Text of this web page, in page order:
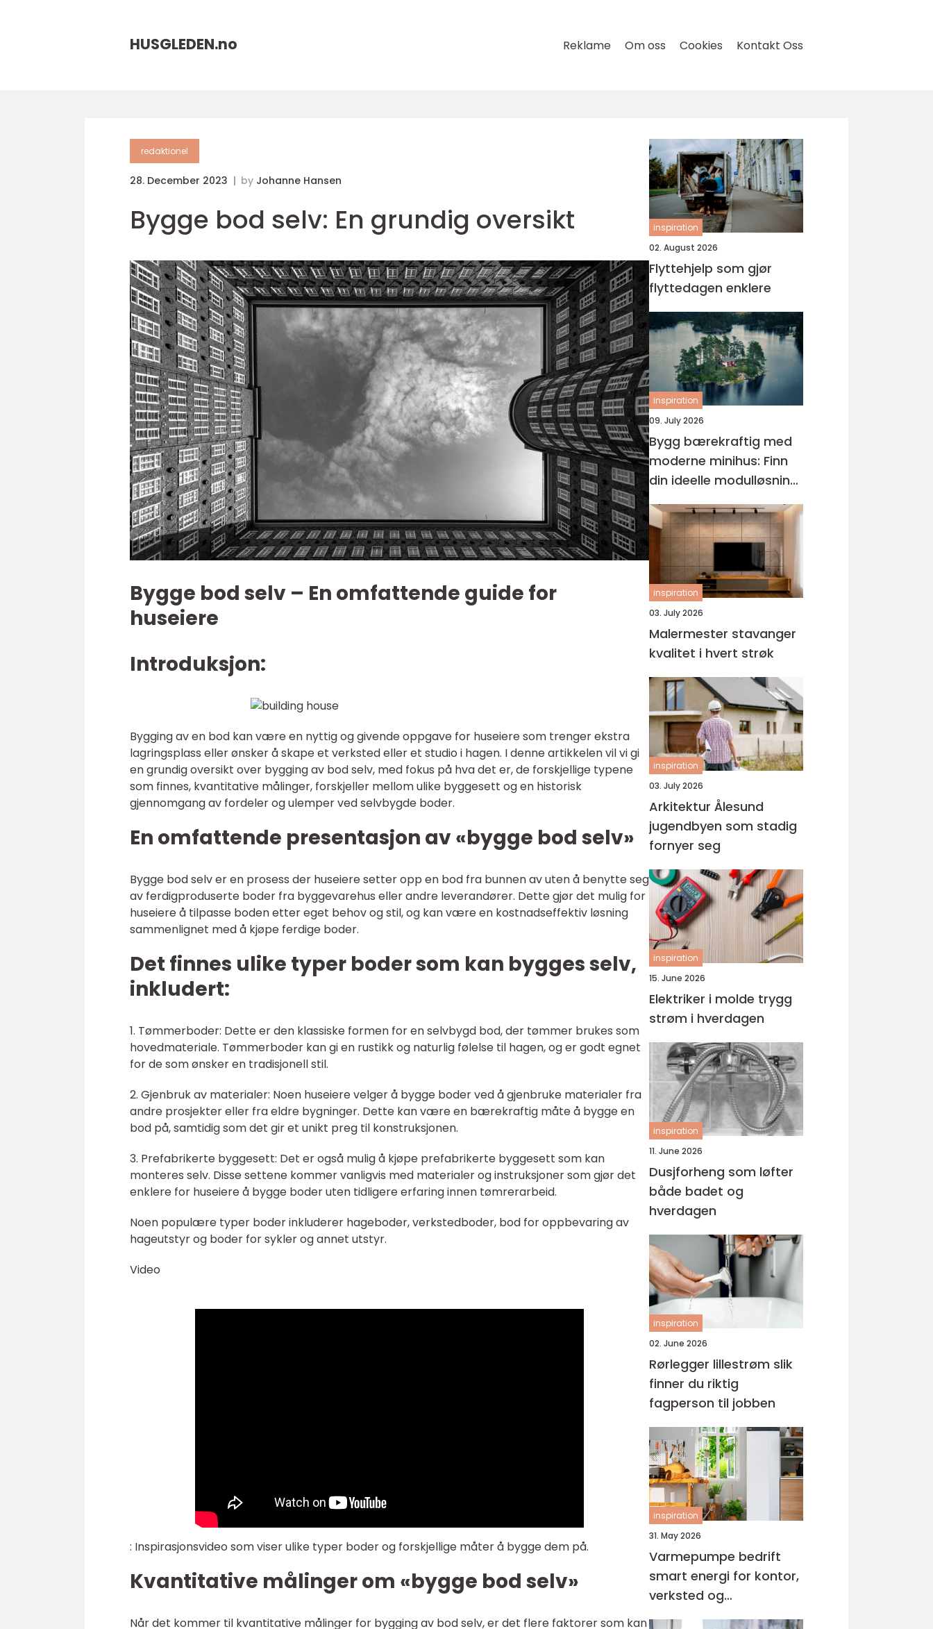
HUSGLEDEN.no Reklame Om oss Cookies Kontakt Oss
redaktionel
28. December 2023 by Johanne Hansen
Bygge bod selv: En grundig oversikt
Bygge bod selv – En omfattende guide for
huseiere
Introduksjon:
Bygging av en bod kan være en nyttig og givende oppgave for huseiere som trenger ekstra
lagringsplass eller ønsker å skape et verksted eller et studio i hagen. I denne artikkelen vil vi gi
en grundig oversikt over bygging av bod selv, med fokus på hva det er, de forskjellige typene
som finnes, kvantitative målinger, forskjeller mellom ulike byggesett og en historisk
gjennomgang av fordeler og ulemper ved selvbygde boder.
En omfattende presentasjon av «bygge bod selv»
Bygge bod selv er en prosess der huseiere setter opp en bod fra bunnen av uten å benytte seg
av ferdigproduserte boder fra byggevarehus eller andre leverandører. Dette gjør det mulig for
huseiere å tilpasse boden etter eget behov og stil, og kan være en kostnadseffektiv løsning
sammenlignet med å kjøpe ferdige boder.
Det finnes ulike typer boder som kan bygges selv,
inkludert:
1. Tømmerboder: Dette er den klassiske formen for en selvbygd bod, der tømmer brukes som
hovedmateriale. Tømmerboder kan gi en rustikk og naturlig følelse til hagen, og er godt egnet
for de som ønsker en tradisjonell stil.
2. Gjenbruk av materialer: Noen huseiere velger å bygge boder ved å gjenbruke materialer fra
andre prosjekter eller fra eldre bygninger. Dette kan være en bærekraftig måte å bygge en
bod på, samtidig som det gir et unikt preg til konstruksjonen.
3. Prefabrikerte byggesett: Det er også mulig å kjøpe prefabrikerte byggesett som kan
monteres selv. Disse settene kommer vanligvis med materialer og instruksjoner som gjør det
enklere for huseiere å bygge boder uten tidligere erfaring innen tømrerarbeid.
Noen populære typer boder inkluderer hageboder, verkstedboder, bod for oppbevaring av
hageutstyr og boder for sykler og annet utstyr.
Video
: Inspirasjonsvideo som viser ulike typer boder og forskjellige måter å bygge dem på.
Kvantitative målinger om «bygge bod selv»
Når det kommer til kvantitative målinger for bygging av bod selv, er det flere faktorer som kan
inspiration
02. August 2026
Flyttehjelp som gjør
flyttedagen enklere
inspiration
09. July 2026
Bygg bærekraftig med
moderne minihus: Finn
din ideelle modulløsning
og minihus på egen
tomt
inspiration
03. July 2026
Malermester stavanger
kvalitet i hvert strøk
inspiration
03. July 2026
Arkitektur Ålesund
jugendbyen som stadig
fornyer seg
inspiration
15. June 2026
Elektriker i molde trygg
strøm i hverdagen
inspiration
11. June 2026
Dusjforheng som løfter
både badet og
hverdagen
inspiration
02. June 2026
Rørlegger lillestrøm slik
finner du riktig
fagperson til jobben
inspiration
31. May 2026
Varmepumpe bedrift
smart energi for kontor,
verksted og
næringsbygg